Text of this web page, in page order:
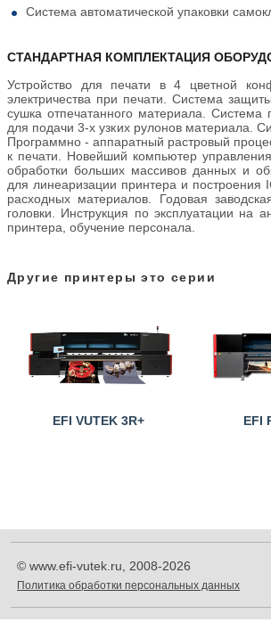
Система автоматической упаковки
СТАНДАРТНАЯ КОМПЛЕКТАЦИЯ
Устройство для печати в 4 цветной
электричества при печати. Система
сушка отпечатанного материала.
для подачи 3-х узких рулонов материала.
Программно - аппаратный растровый
к печати. Новейший компьютер
обработки больших массивов данных и
для линеаризации принтера и
расходных материалов. Годовая
головки. Инструкция по эксплуатации на
принтера, обучение персонала.
Другие принтеры это серии
EFI VUTEK 3R+ EFI
© www.efi-vutek.ru, 2008-2026
Политика обработки персональных данных